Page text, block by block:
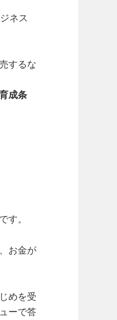
ネス
するな
成条
す。
お金が
めを受
ーで答